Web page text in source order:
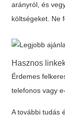
arányról, és
költségeket. Ne
Hasznos
Érdemes
telefonos vagy
A további tudás